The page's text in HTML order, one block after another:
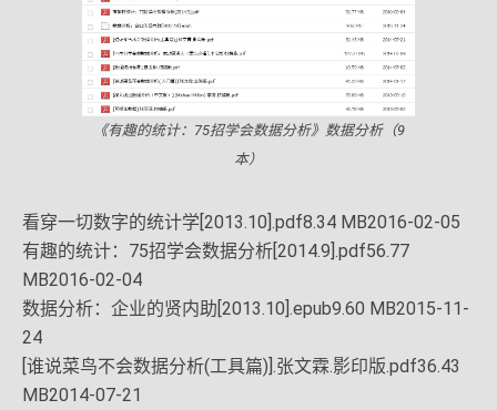
《有趣的统计：75招学会数据分析》数据分析（9
本）
看穿一切数字的统计学[2013.10].pdf8.34 MB2016-02-05
有趣的统计：75招学会数据分析[2014.9].pdf56.77
MB2016-02-04
数据分析：企业的贤内助[2013.10].epub9.60 MB2015-11-
24
[谁说菜鸟不会数据分析(工具篇)].张文霖.影印版.pdf36.43
MB2014-07-21